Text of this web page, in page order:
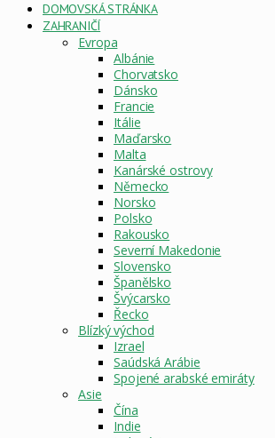
DOMOVSKÁ STRÁNKA
ZAHRANIČÍ
Evropa
Albánie
Chorvatsko
Dánsko
Francie
Itálie
Maďarsko
Malta
Kanárské ostrovy
Německo
Norsko
Polsko
Rakousko
Severní Makedonie
Slovensko
Španělsko
Švýcarsko
Řecko
Blízký východ
Izrael
Saúdská Arábie
Spojené arabské emiráty
Asie
Čína
Indie